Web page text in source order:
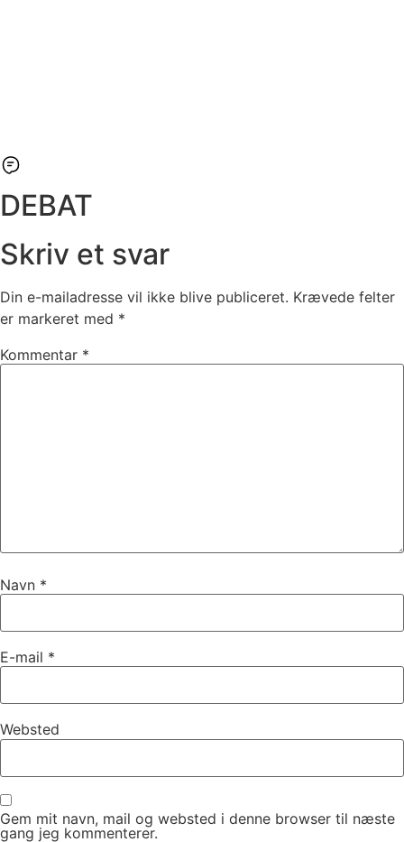
DEBAT
Skriv et svar
Din e-mailadresse vil ikke blive publiceret. Krævede felter
er markeret med *
Kommentar *
Navn *
E-mail *
Websted
Gem mit navn, mail og websted i denne browser til næste
gang jeg kommenterer.